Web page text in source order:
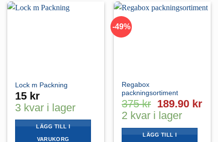
Lock m Packning
15 kr
3 kvar i lager
LÄGG TILL I
VARUKORG
-49%
Regabox
packningsortiment
375kr Det
ursprungliga
priset
var:
189.90 krDet
2 kvar i lager
LÄGG TILL I